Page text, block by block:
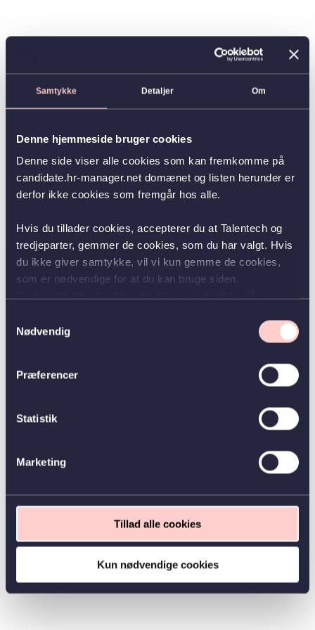
Samtykke Detaljer Om
Denne hjemmeside bruger cookies
Denne side viser alle cookies som kan fremkomme på
candidate.hr-manager.net domænet og listen herunder er
derfor ikke cookies som fremgår hos alle.
Hvis du tillader cookies, accepterer du at Talentech og
tredjeparter, gemmer de cookies, som du har valgt. Hvis
du ikke giver samtykke, vil vi kun gemme de cookies,
som er nødvendige for at du kan bruge siden.
Nødvendig
Præferencer
Statistik
Marketing
Tillad alle cookies
Kun nødvendige cookies